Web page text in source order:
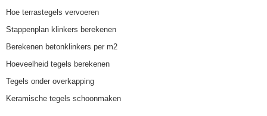
Hoe terrastegels vervoeren
Stappenplan klinkers berekenen
Berekenen betonklinkers per m2
Hoeveelheid tegels berekenen
Tegels onder overkapping
Keramische tegels schoonmaken